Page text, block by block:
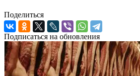
Поделиться
Подписаться на обновления